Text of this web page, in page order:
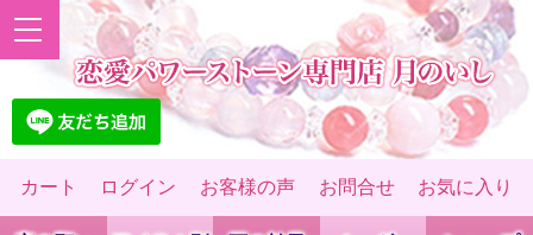
カート ログイン お客様の声 お問合せ お気に入り